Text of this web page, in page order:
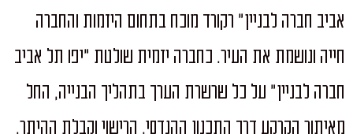
אביב חברה לבניין" רקורד מוכח בתחום היזמות והחברה
חייה ונושמת את העיר. כחברה יזמית שולטת "יפו תל אביב
חברה לבניין" על כל שרשרת הערך בתהליך הבנייה, החל
מאיתור הקרקע דרך התכנון ההנדסי, הרישוי וקבלת ההיתר,